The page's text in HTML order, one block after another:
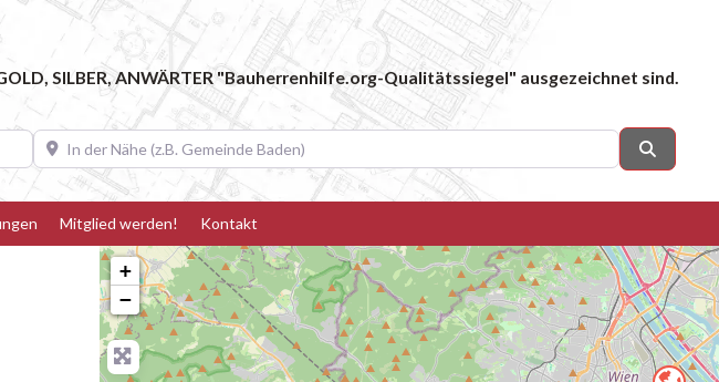
SILBER, ANWÄRTER "Bauherrenhilfe.org-Qualitätssiegel" ausgezeichnet sind.
In der Nähe (z.B. Gemeinde Baden)
Mitglied werden! Kontakt
+
−